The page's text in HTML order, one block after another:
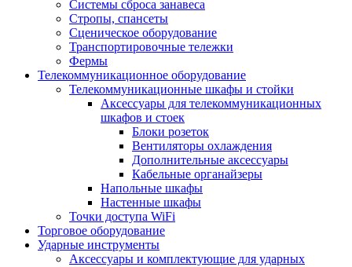
Системы сброса занавеса
Стропы, спансеты
Сценическое оборудование
Транспортировочные тележки
Фермы
Телекоммуникационное оборудование
Телекоммуникационные шкафы и стойки
Аксессуары для телекоммуникационных
шкафов и стоек
Блоки розеток
Вентиляторы охлаждения
Дополнительные аксессуары
Кабельные органайзеры
Напольные шкафы
Настенные шкафы
Точки доступа WiFi
Торговое оборудование
Ударные инструменты
Аксессуары и комплектующие для ударных